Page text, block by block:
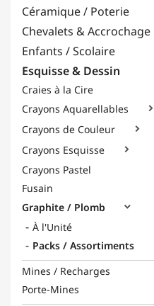
Céramique / Poterie
Chevalets & Accrochage
Enfants / Scolaire
Esquisse & Dessin
Craies à la Cire
Crayons Aquarellables

Crayons de Couleur 
Crayons Esquisse 
Crayons Pastel
Fusain
Graphite / Plomb

À l'Unité
Packs / Assortiments
Mines / Recharges
Porte-Mines